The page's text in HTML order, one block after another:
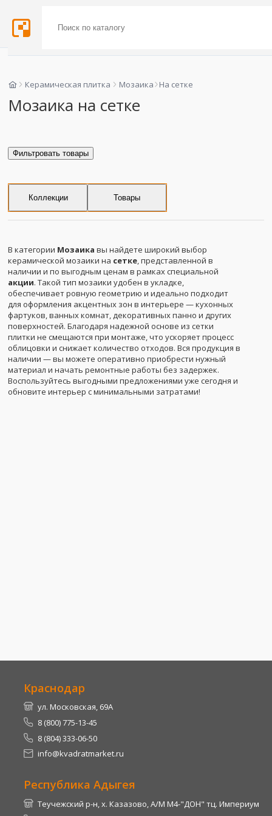
Керамическая плитка Мозаика На сетке
Мозаика на сетке
Фильтровать товары
Коллекции Товары
В категории Мозаика вы найдете широкий выбор
керамической мозаики на сетке , представленной в
наличии и по выгодным ценам в рамках специальной
акции. Такой тип мозаики удобен в укладке,
обеспечивает ровную геометрию и идеально подходит
для оформления акцентных зон в интерьере — кухонных
фартуков, ванных комнат, декоративных панно и других
поверхностей. Благодаря надежной основе из сетки
плитки не смещаются при монтаже, что ускоряет процесс
облицовки и снижает количество отходов. Вся продукция в
наличии — вы можете оперативно приобрести нужный
материал и начать ремонтные работы без задержек.
Воспользуйтесь выгодными предложениями уже сегодня и
обновите интерьер с минимальными затратами!
Краснодар
ул. Московская, 69А
8 (800) 775-13-45
8 (804) 333-06-50
info@kvadratmarket.ru
Республика Адыгея
Теучежский р-н, х. Казазово, А/М М4-"ДОН" тц. Империум